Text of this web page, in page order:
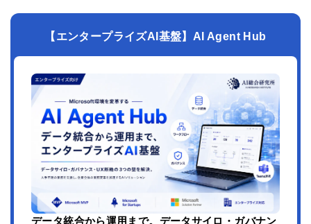
【エンタープライズAI基盤】AI Agent Hub
データ統合から運用まで。データサイロ・ガバナン